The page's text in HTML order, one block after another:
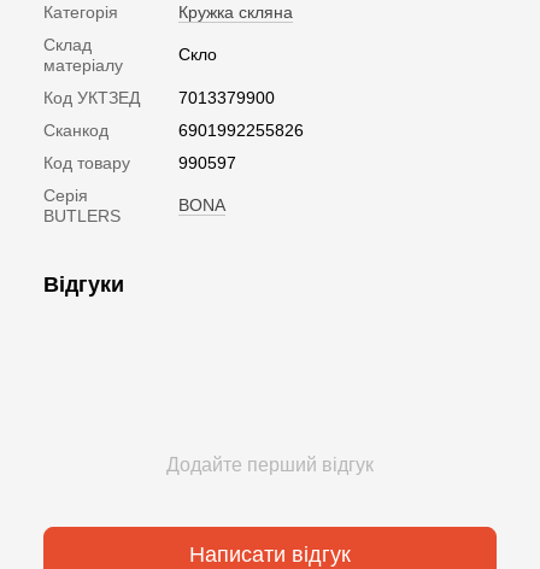
Категорія
Кружка скляна
Склад
матеріалу
Скло
Код УКТЗЕД
7013379900
Сканкод
6901992255826
Код товару
990597
Серія
BUTLERS
BONA
Відгуки
Додайте перший відгук
Написати відгук